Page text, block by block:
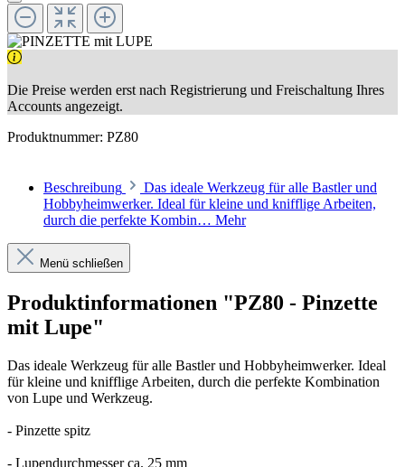
Die Preise werden erst nach Registrierung und Freischaltung Ihres
Accounts angezeigt.
Produktnummer: PZ80
Beschreibung
Das ideale Werkzeug für alle Bastler und
Hobbyheimwerker. Ideal für kleine und knifflige Arbeiten,
durch die perfekte Kombin… Mehr
Menü schließen
Produktinformationen "PZ80 - Pinzette
mit Lupe"
Das ideale Werkzeug für alle Bastler und Hobbyheimwerker. Ideal
für kleine und knifflige Arbeiten, durch die perfekte Kombination
von Lupe und Werkzeug.
- Pinzette spitz
- Lupendurchmesser ca. 25 mm